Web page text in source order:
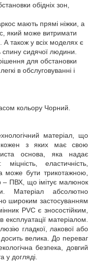
обідніх зон,
мають прямі ніжки, а
який може витримати
А також у всіх моделях є
спину сидячої людини.
для обстановки
в обслуговуванні і
кольору Чорний.
матеріал, що
кожен з яких має свою
основа, яка надає
міцність, еластичність,
може бути трикотажною,
– ПВХ, що імітує малюнок
Матеріал абсолютно
широким застосуванням
PVC є зносостійким,
матеріалом.
гладкої, лакової або
досить велика. До переваг
безпека, довгий
у догляді.